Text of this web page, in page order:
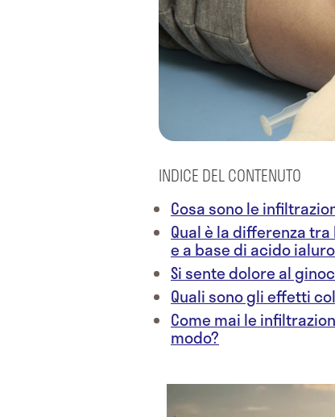
INDICE DEL CONTENUTO
Cosa sono le
Qual è la differenza
e a base di acido
Si sente dolore al
Quali sono gli effetti
Come mai le
modo?